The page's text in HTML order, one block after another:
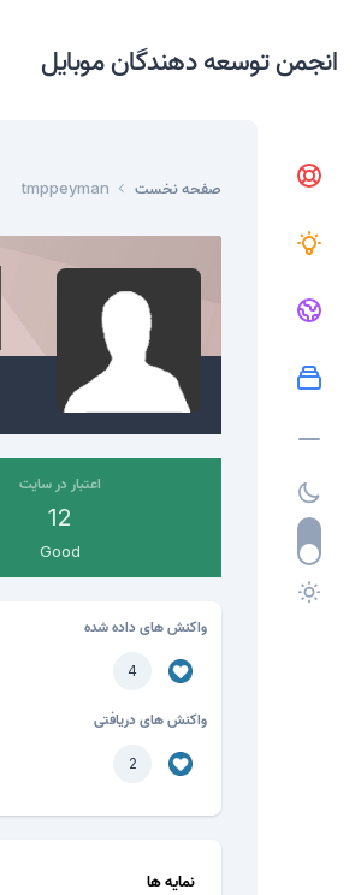
انجمن توسعه دهندگان موبایل
صفحه نخست tmppeyman
اعتبار در سایت
12
Good
واکنش های داده شده
4
واکنش های دریافتی
2
نمایه ها